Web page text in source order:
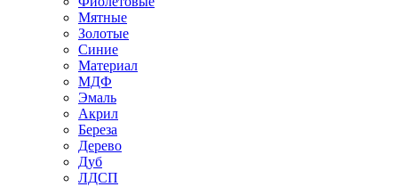
Мятные
Золотые
Синие
Материал
МДФ
Эмаль
Акрил
Береза
Дерево
Дуб
ЛДСП